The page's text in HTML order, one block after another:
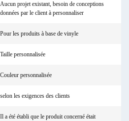
Aucun projet existant, besoin de conceptions
données par le client à personnaliser
Pour les produits à base de vinyle
Taille personnalisée
Couleur personnalisée
selon les exigences des clients
Il a été établi que le produit concerné était